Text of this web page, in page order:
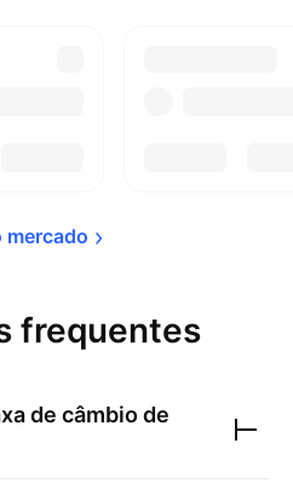
mercado
frequentes
de câmbio de